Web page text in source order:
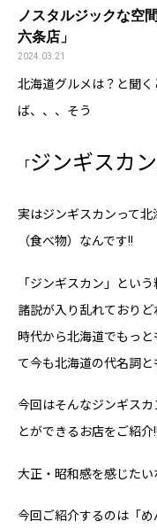
ノスタルジックな空
六条店」
2024.03.21
北海道グルメは？と聞
ば、、、そう
「 ジンギスカン
実はジンギスカンって
（食べ物）なんです!!
「ジンギスカン」とい
諸説が入り乱れており
時代から北海道でもっ
て今も北海道の代名詞と
今回はそんなジンギス
とができるお店をご紹介!!
大正・昭和感を感じた
今回ご紹介するのは「